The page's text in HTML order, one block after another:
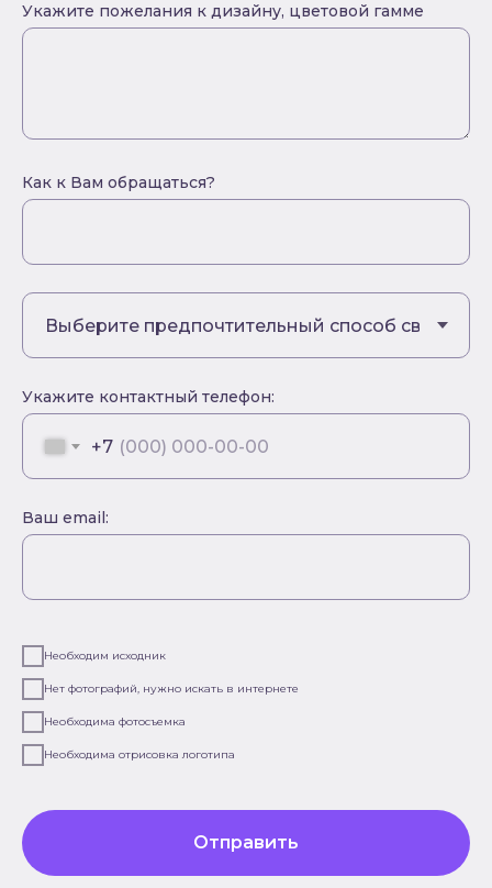
Укажите пожелания к дизайну, цветовой гамме
Как к Вам обращаться?
Укажите контактный телефон:
+7
Ваш email:
Необходим исходник
Нет фотографий, нужно искать в интернете
Необходима фотосъемка
Необходима отрисовка логотипа
Отправить